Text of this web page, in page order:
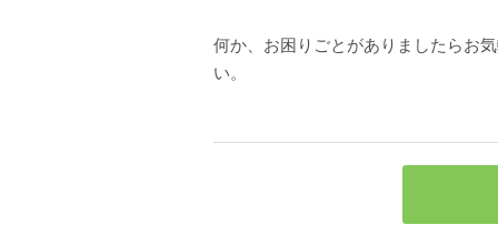
何か、お困りごとがありましたらお
い。